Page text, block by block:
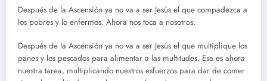
Después de la Ascensión ya no va a ser Jesús el que compadezca a
los pobres y lo enfermos. Ahora nos toca a nosotros.
Después de la Ascensión ya no va a ser Jesús el que multiplique los
panes y los pescados para alimentar a las multitudes. Esa es ahora
nuestra tarea, multiplicando nuestros esfuerzos para dar de comer